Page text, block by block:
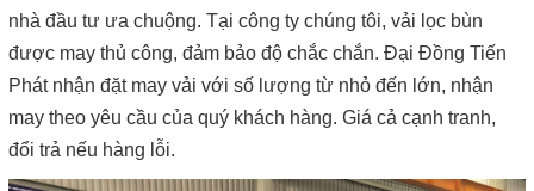
nhà đầu tư ưa chuộng. Tại công ty chúng tôi, vải lọc bùn
được may thủ công, đảm bảo độ chắc chắn. Đại Đồng Tiến
Phát nhận đặt may vải với số lượng từ nhỏ đến lớn, nhận
may theo yêu cầu của quý khách hàng. Giá cả cạnh tranh,
đổi trả nếu hàng lỗi.